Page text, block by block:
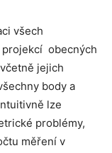
všech
projekcí obecných
jejich
body a
lze
problémy,
měření v